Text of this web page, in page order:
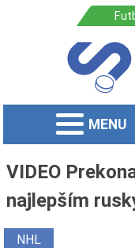
MENU
VIDEO
najlepším
NHL